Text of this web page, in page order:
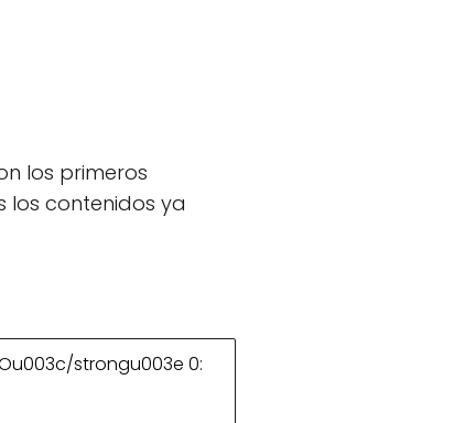
los primeros
los contenidos ya
strongu003e 0: